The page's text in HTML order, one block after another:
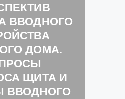
ВВОДНОГО
ДОМА.
ЩИТА И
ВВОДНОГО